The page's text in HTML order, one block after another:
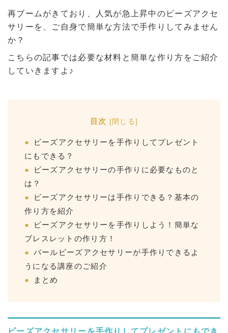
再ブームがきており、人気が急上昇中のビーズアクセ
サリーを、ご自身で簡単な方法で手作りしてみません
か？
こちらの記事では必要な材料と簡単な作り方をご紹介
していきますよ♪
目次 [ 閉じる ]
ビーズアクセサリーを手作りしてプレゼント
にもできる？
ビーズアクセサリーの手作りに必要なものと
は？
ビーズアクセサリーは手作りできる？基本の
作り方を紹介
ビーズアクセサリーを手作りしよう！簡単な
ブレスレットの作り方！
パールビーズアクセサリーが手作りできるよ
うになる講座のご紹介
まとめ